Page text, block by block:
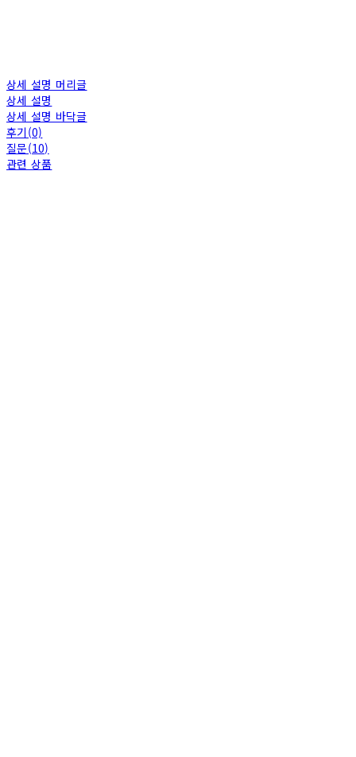
상세 설명 머리글
상세 설명
상세 설명 바닥글
후기(0)
질문(10)
관련 상품